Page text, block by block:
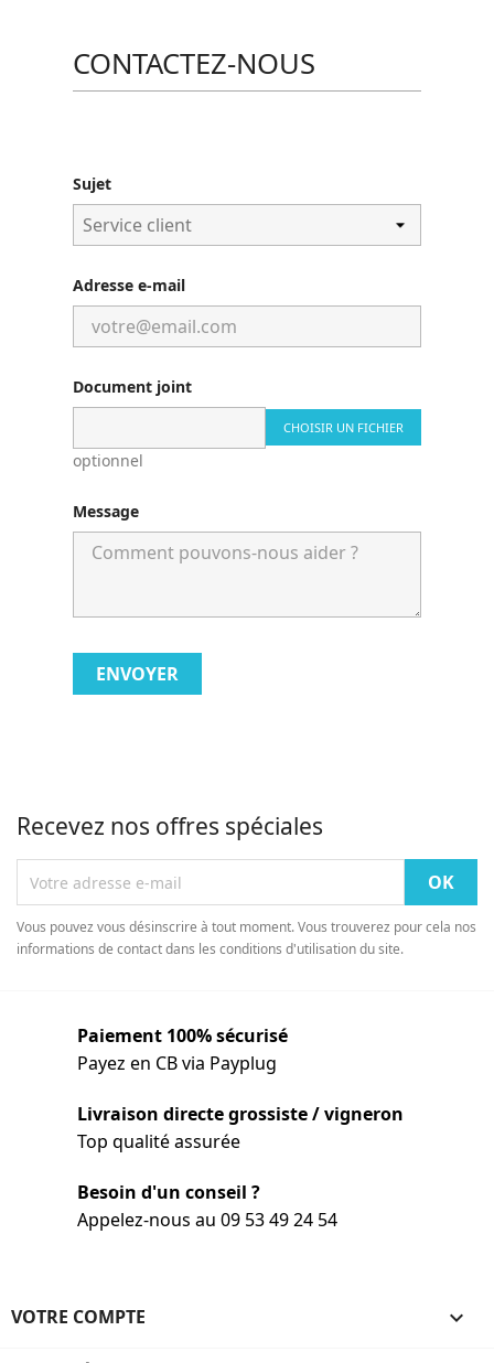
CONTACTEZ-NOUS
Sujet
Adresse e-mail
Document joint
CHOISIR UN FICHIER
optionnel
Message
Recevez nos offres spéciales
Vous pouvez vous désinscrire à tout moment. Vous trouverez pour cela nos
informations de contact dans les conditions d'utilisation du site.
Paiement 100% sécurisé
Payez en CB via Payplug
Livraison directe grossiste / vigneron
Top qualité assurée
Besoin d'un conseil ?
Appelez-nous au 09 53 49 24 54
VOTRE COMPTE 